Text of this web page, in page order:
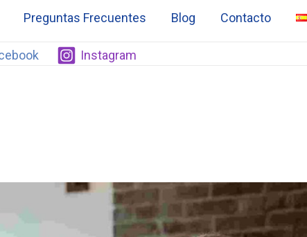
Preguntas Frecuentes Blog Contacto
Instagram